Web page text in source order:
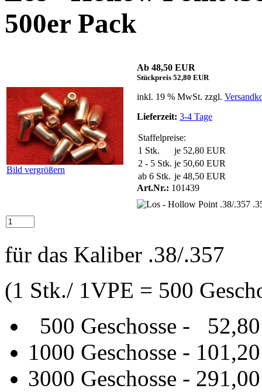
500er Pack
Bild vergrößern
Ab 48,50 EUR
Stückpreis 52,80 EUR
inkl. 19 % MwSt. zzgl.
Lieferzeit: 3-4 Tage
Staffelpreise:
1 Stk.
je 52,80 EUR
2 - 5 Stk. je 50,60 EUR
ab 6 Stk. je 48,50 EUR
Art.Nr.: 101439
für das Kaliber .38/.357
(1 Stk./ 1VPE = 500
500 Geschosse -
1000 Geschosse -
3000 Geschosse -